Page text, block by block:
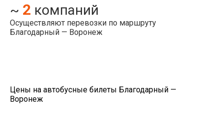
~ 2 компаний
Осуществляют перевозки по маршруту
Благодарный — Воронеж
Цены на автобусные билеты Благодарный —
Воронеж